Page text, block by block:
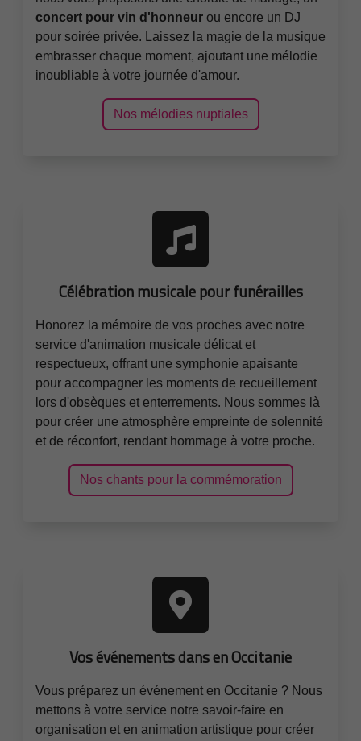
concert pour vin d'honneur ou encore un DJ
pour soirée privée. Laissez la magie de la musique
embrasser chaque moment, ajoutant une mélodie
inoubliable à votre journée d'amour.
Nos mélodies nuptiales
Célébration musicale pour funérailles
Honorez la mémoire de vos proches avec notre
service d'animation musicale délicat et
respectueux, offrant une symphonie apaisante
pour accompagner les moments de recueillement
lors d'obsèques et enterrements. Nous sommes là
pour créer une atmosphère empreinte de solennité
et de réconfort, rendant hommage à votre proche.
Nos chants pour la commémoration
Vos événements dans en Occitanie
Vous préparez un événement en Occitanie ? Nous
mettons à votre service notre savoir-faire en
organisation et en animation artistique pour créer